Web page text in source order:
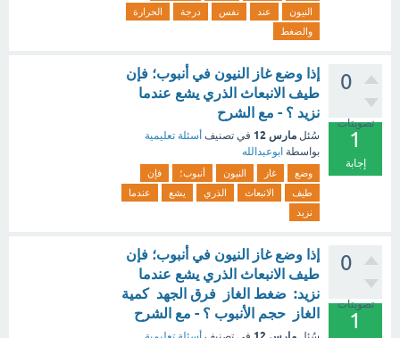
النيون
عند نفس درجة
الحرارة
والضغط
0
تصويتات
1
إجابة
إذا وضع غاز النيون في أنبوب؛ فإن
طيف الانبعاث الذري يشع عندما
نزيد ؟ - مع الشرح
سُئل مارس 12 في تصنيف أسئلة تعليمية
بواسطة ابوعبدالله
وضع غاز النيون أنبوب؛
فإن
طيف
الانبعاث الذري يشع
عندما
نزيد
0
تصويتات
1
إذا وضع غاز النيون في أنبوب؛ فإن
طيف الانبعاث الذري يشع عندما
نزيد: ضغط الغاز فرق الجهد كمية
الغاز حجم الأنبوب ؟ - مع الشرح